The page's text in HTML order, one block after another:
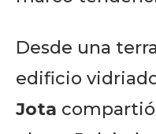
Desde una
edificio
Jota